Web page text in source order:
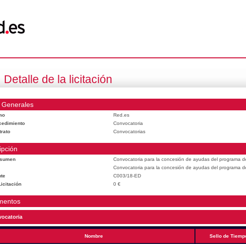
Detalle de la licitación
Generales
Red.es
Convocatoria
Convocatorias
Convocatoria para la concesión de ayudas del programa
Convocatoria para la concesión de ayudas del programa
C003/18-ED
0 €
Nombre Sello de